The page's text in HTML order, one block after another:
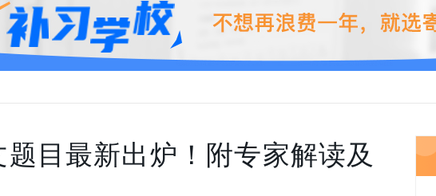
目最新出炉！附专家解读及